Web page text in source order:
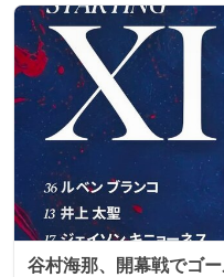
谷村海那、開幕戦でゴ